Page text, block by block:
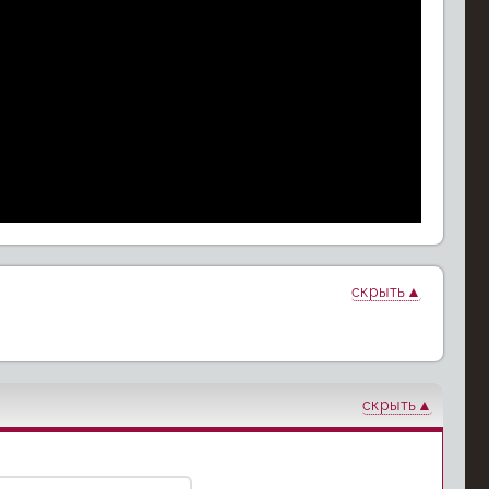
скрыть
Госпожа
скрыть